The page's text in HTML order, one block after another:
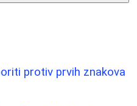
protiv prvih znakova